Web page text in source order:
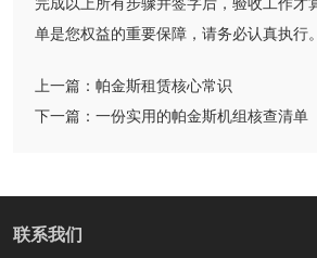
完成以上所有步骤并签字后，验收工作才
单是您权益的重要保障，请务必认真执行。
上一篇： 帕金斯租赁核心常识
下一篇： 一份实用的帕金斯机组核查清单
联系我们